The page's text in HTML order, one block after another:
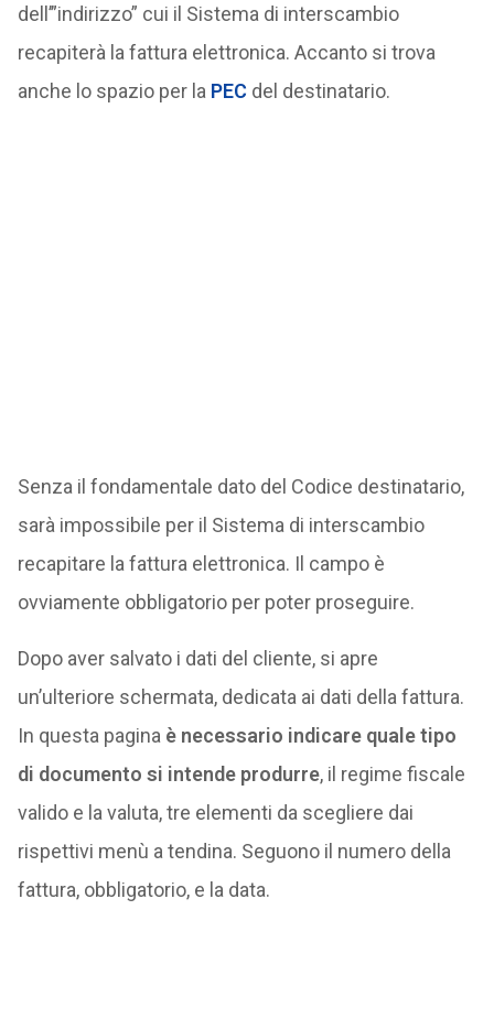
dell’”indirizzo” cui il Sistema di interscambio
recapiterà la fattura elettronica. Accanto si trova
anche lo spazio per la PEC del destinatario.
Senza il fondamentale dato del Codice destinatario,
sarà impossibile per il Sistema di interscambio
recapitare la fattura elettronica. Il campo è
ovviamente obbligatorio per poter proseguire.
Dopo aver salvato i dati del cliente, si apre
un’ulteriore schermata, dedicata ai dati della fattura.
In questa pagina è necessario indicare quale tipo
di documento si intende produrre, il regime fiscale
valido e la valuta, tre elementi da scegliere dai
rispettivi menù a tendina. Seguono il numero della
fattura, obbligatorio, e la data.